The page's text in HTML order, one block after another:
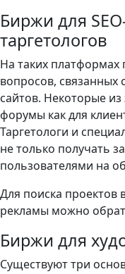
Биржи для
таргетологов
На таких платформах
вопросов,
сайтов. Некоторые
форумы как для
Таргетологи и
не только получать
пользователями на
Для поиска проектов
рекламы можно
Биржи для
Существуют три